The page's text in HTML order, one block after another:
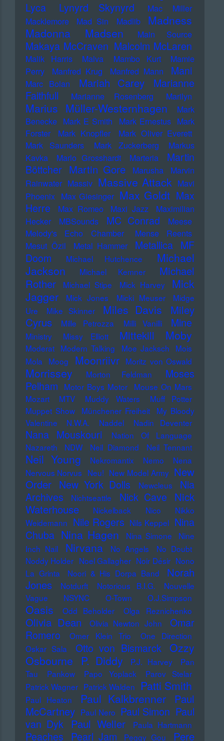
Lyca Lynyrd Skynyrd
Mac Miller
Macklemore
Mad Sin Madlib
Madness
Madonna
Madsen Main Source
Makaya McCraven Malcolm McLaren
Malik Harris Malva Mambo Kurt
Mamie
Perry
Manfred Krug Manfred Mann Mani
Marc Bolan Mariah Carey
Marianne
Faithfull
Marianne Rosenberg Marilyn
Marius Müller-Westernhagen
Mark
Benecke Mark E Smith Mark Ernestus Mark
Forster
Mark Knopfler
Mark Oliver Everett
Mark Saunders
Mark Zuckerberg
Markus
Kavka
Marlo Grosshardt Marteria
Martin
Böttcher Martin Gore Marusha
Marvin
Rainwater Massiv Massive Attack Mavi
Phoenix Max Giesinger Max Goldt Max
Herre
Max Romeo Maxi Jazz
Maximilian
Hecker
MBSounds MC Conrad
Meese
Melody's Echo Chamber
Mense Reents
Mesut Özil
Metal Hammer Metallica MF
Doom
Michael Hutchence
Michael
Jackson
Michael Kemner
Michael
Rother
Michael Stipe Mick Harvey
Mick
Jagger
Mick Jones Micki Meuser
Midge
Ure
Mike Skinner Miles Davis
Miley
Cyrus
Mille Petrozza Milli Vanilli Mine
Ministry Missy Elliott Mittekill Moby
Moderat Modern Talking Moe Jacksch
Mois
Mola
Moog Moonriivr Moritz von Oswald
Morrissey Morton Feldman
Moses
Pelham
Motor Boys Motor
Mouse On Mars
Mozart
MTV Muddy Waters
Muff Potter
Muppet Show
Münchener Freiheit
My Bloody
Valentine
N.W.A. Naddel Nadin Deventer
Nana Mouskouri
Nation Of Language
Nazareth
NDW Neil Diamond Neil Tennant
Neil Young Nekromantix Nemo
Nena
Nervous Norvus Neu! New Model Army New
Order New York Dolls Newcleus
Nia
Archives
Nichtseattle Nick Cave
Nick
Waterhouse
Nickelback Nico
Nikko
Weidemann Nile Rogers Nils Keppel Nina
Chuba Nina Hagen Nina Simone
Nine
Inch Nail
Nirvana No Angels
No Doubt
Noddy Holder Noel Gallagher Noir Désir Nono
La Grinta
Noori & His Dorpa Band
Norah
Jones
Notdurft Notorious B.I.G.
Nouvelle
Vague
NSYNC O-Town O.J.Simpson
Oasis Odd Beholder Olga Reznichenko
Olivia Dean Olivia Newton John
Omar
Romero
Omer Klein Trio
One Direction
Oskar Sala
Otto von Bismarck Ozzy
Osbourne
P. Diddy P.J. Harvey
Pan
Tau
Pankow Papo Yoplack
Parov Stelar
Patrick Wagner Patrick Walden Patti Smith
Paul Heaton Paul Kalkbrenner
Paul
McCartney Paul Nero Paul Simon Paul
van Dyk Paul Weller Paula Hartmann
Peaches Pearl Jam Peggy Gou Pere